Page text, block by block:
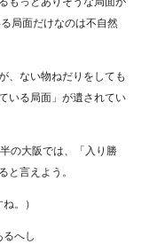
局面だけなのは不自然
、ない物ねだりをしても
いる局面」が遺されてい
の大阪では、「入り勝
と言えよう。
。）
るへし